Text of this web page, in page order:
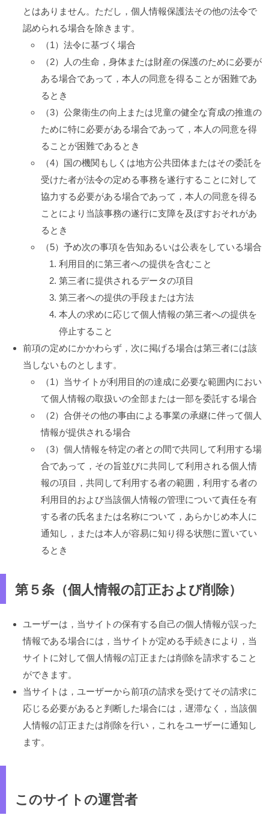
とはありません。ただし，個人情報保護法その他の法令で
認められる場合を除きます。
（1）法令に基づく場合
（2）人の生命，身体または財産の保護のために必要が
ある場合であって，本人の同意を得ることが困難であ
るとき
（3）公衆衛生の向上または児童の健全な育成の推進の
ために特に必要がある場合であって，本人の同意を得
ることが困難であるとき
（4）国の機関もしくは地方公共団体またはその委託を
受けた者が法令の定める事務を遂行することに対して
協力する必要がある場合であって，本人の同意を得る
ことにより当該事務の遂行に支障を及ぼすおそれがあ
るとき
（5）予め次の事項を告知あるいは公表をしている場合
利用目的に第三者への提供を含むこと
第三者に提供されるデータの項目
第三者への提供の手段または方法
本人の求めに応じて個人情報の第三者への提供を
停止すること
前項の定めにかかわらず，次に掲げる場合は第三者には該
当しないものとします。
（1）当サイトが利用目的の達成に必要な範囲内におい
て個人情報の取扱いの全部または一部を委託する場合
（2）合併その他の事由による事業の承継に伴って個人
情報が提供される場合
（3）個人情報を特定の者との間で共同して利用する場
合であって，その旨並びに共同して利用される個人情
報の項目，共同して利用する者の範囲，利用する者の
利用目的および当該個人情報の管理について責任を有
する者の氏名または名称について，あらかじめ本人に
通知し，または本人が容易に知り得る状態に置いてい
るとき
第５条（個人情報の訂正および削除）
ユーザーは，当サイトの保有する自己の個人情報が誤った
情報である場合には，当サイトが定める手続きにより，当
サイトに対して個人情報の訂正または削除を請求すること
ができます。
当サイトは，ユーザーから前項の請求を受けてその請求に
応じる必要があると判断した場合には，遅滞なく，当該個
人情報の訂正または削除を行い，これをユーザーに通知し
ます。
このサイトの運営者